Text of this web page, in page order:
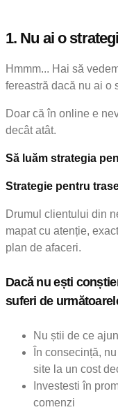
1. Nu ai o
Hmmm... Hai să
fereastră dacă nu ai o
Doar că în online e
decât atât.
Să luăm strategia
Strategie pentru
Drumul clientului din
mapat cu atenție,
plan de afaceri.
Dacă nu ești
suferi de
Nu știi de ce
În consecință,
site la un cost
Investesti în
comenzi